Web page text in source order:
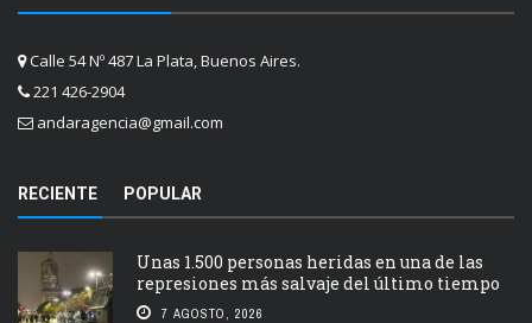
Calle 54 Nº 487 La Plata, Buenos Aires.
221 426-2904
andaragencia@gmail.com
RECIENTE POPULAR
Unas 1.500 personas heridas en una de las
represiones más salvaje del último tiempo
7 AGOSTO, 2026